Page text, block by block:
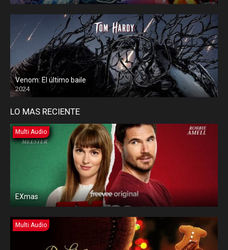
Venom: El último baile
2024
LO MAS RECIENTE
Multi Audio
EXmas
Multi Audio